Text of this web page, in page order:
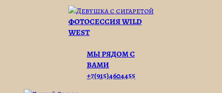
ФОТОСЕССИЯ WILD
WEST
МЫ РЯДОМ С
ВАМИ
+7(915)4604455